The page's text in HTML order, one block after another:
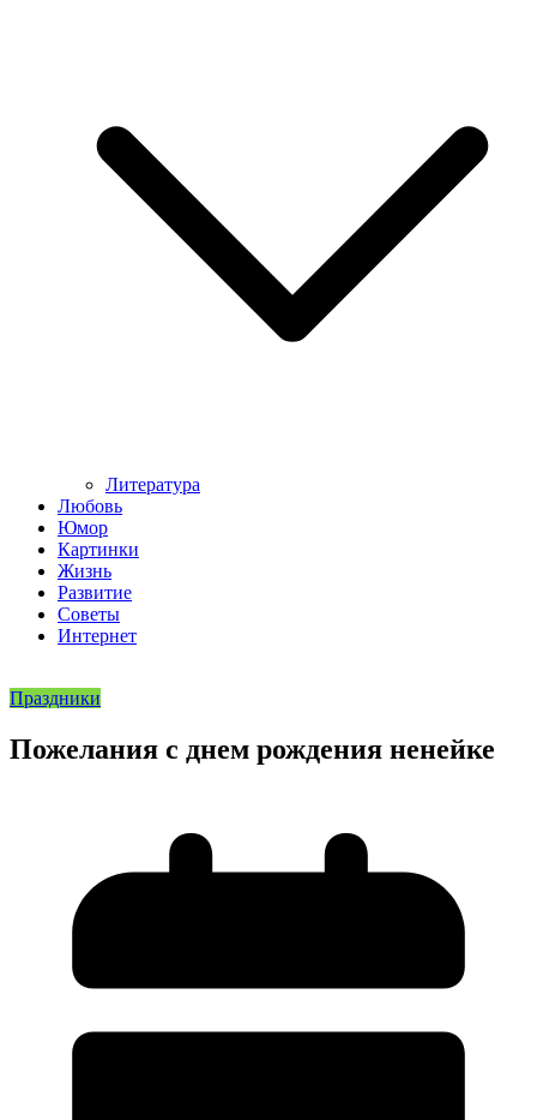
Литература
Любовь
Юмор
Картинки
Жизнь
Развитие
Советы
Интернет
Праздники
Пожелания с днем рождения ненейке